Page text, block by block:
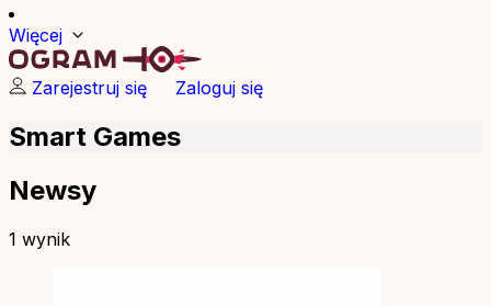
Więcej
Zarejestruj się Zaloguj się
Smart Games
Newsy
1 wynik